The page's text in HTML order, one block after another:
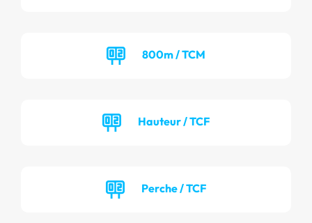
800m / TCM
Hauteur / TCF
Perche / TCF